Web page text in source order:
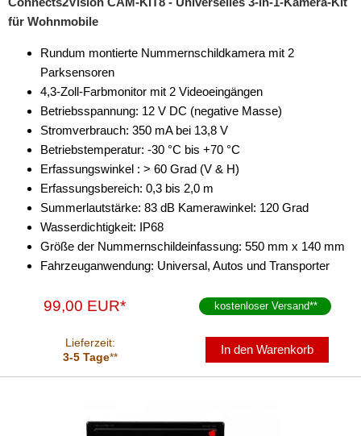
Rückfahrkameras
Zubehör
Soundprozessoren
Subwoofer
Verstärker
Zubehör
für Wohnmobile
Rundum montierte Nummernschildkamera mit 2
Parksensoren
4,3-Zoll-Farbmonitor mit 2 Videoeingängen
Betriebsspannung: 12 V DC (negative Masse)
Stromverbrauch: 350 mA bei 13,8 V
Betriebstemperatur: -30 °C bis +70 °C
Erfassungswinkel : > 60 Grad (V & H)
Erfassungsbereich: 0,3 bis 2,0 m
Summerlautstärke: 83 dB Kamerawinkel: 120 Grad
Wasserdichtigkeit: IP68
Größe der Nummernschildeinfassung: 550 mm x 140 mm
Fahrzeuganwendung: Universal, Autos und Transporter
99,00 EUR* kostenloser Versand**
Lieferzeit:
3-5 Tage**
In den Warenkorb